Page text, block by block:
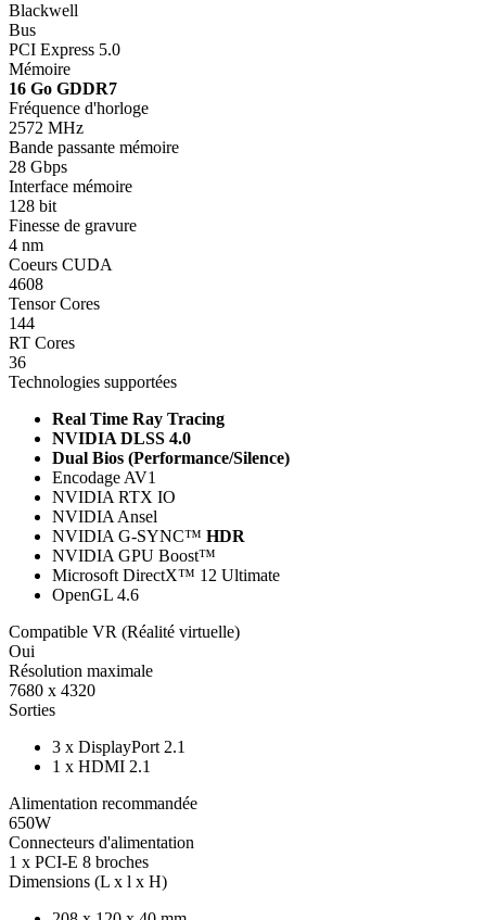
Blackwell
Bus
PCI Express 5.0
Mémoire
16 Go GDDR7
Fréquence d'horloge
2572 MHz
Bande passante mémoire
28 Gbps
Interface mémoire
128 bit
Finesse de gravure
4 nm
Coeurs CUDA
4608
Tensor Cores
144
RT Cores
36
Technologies supportées
Real Time Ray Tracing
NVIDIA DLSS 4.0
Dual Bios (Performance/Silence)
Encodage AV1
NVIDIA RTX IO
NVIDIA Ansel
NVIDIA G-SYNC™ HDR
NVIDIA GPU Boost™
Microsoft DirectX™ 12 Ultimate
OpenGL 4.6
Compatible VR (Réalité virtuelle)
Oui
Résolution maximale
7680 x 4320
Sorties
3 x DisplayPort 2.1
1 x HDMI 2.1
Alimentation recommandée
650W
Connecteurs d'alimentation
1 x PCI-E 8 broches
Dimensions (L x l x H)